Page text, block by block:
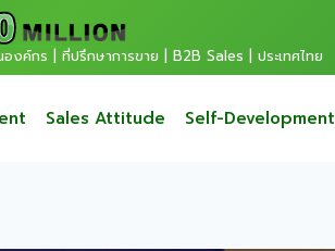
ค์กร | ที่ปรึกษาการขาย | B2B Sales | ประเทศไทย
Sales Attitude Self-Development